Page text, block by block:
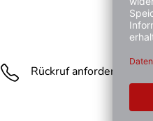
Rückruf anfordern